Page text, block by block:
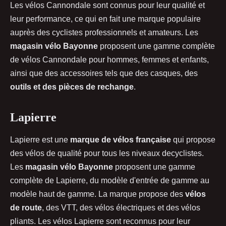
Les vélos Cannondale sont connus pour leur qualité et
leur performance, ce qui en fait une marque populaire
auprès des cyclistes professionnels et amateurs. Les
magasin vélo Bayonne proposent une gamme complète
de vélos Cannondale pour hommes, femmes et enfants,
ainsi que des accessoires tels que des casques, des
outils et des pièces de rechange.
Lapierre
Lapierre est une marque de vélos française qui propose
des vélos de qualité pour tous les niveaux decyclistes.
Les magasin vélo Bayonne proposent une gamme
complète de Lapierre, du modèle d'entrée de gamme au
modèle haut de gamme. La marque propose des vélos
de route, des VTT, des vélos électriques et des vélos
pliants. Les vélos Lapierre sont reconnus pour leur